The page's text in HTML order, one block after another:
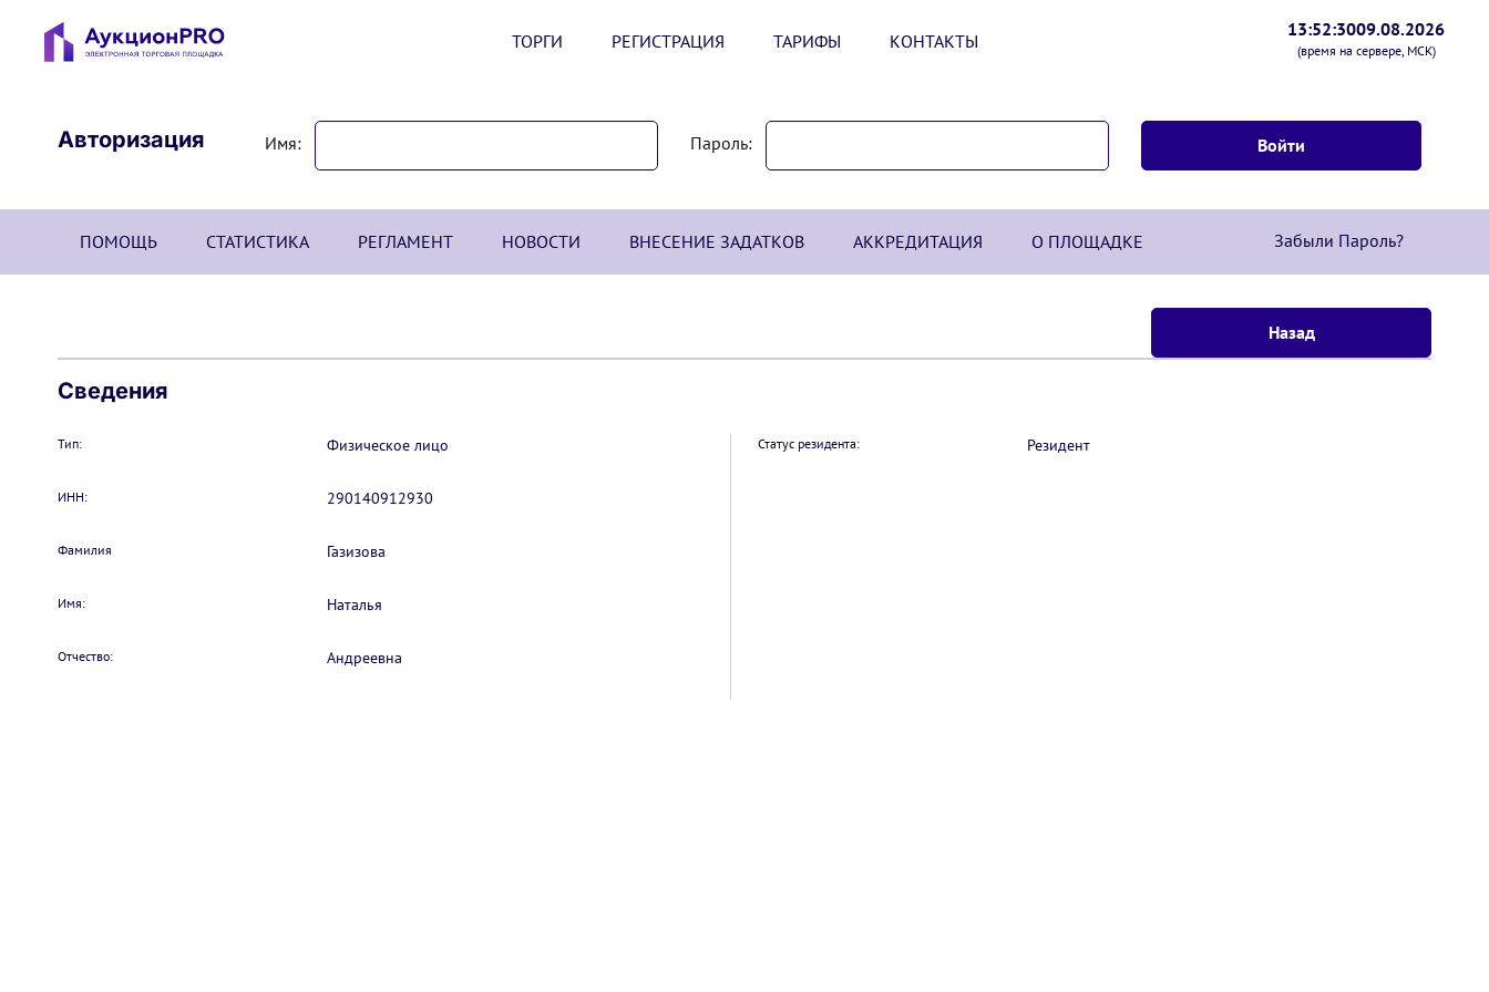
ТОРГИ РЕГИСТРАЦИЯ ТАРИФЫ КОНТАКТЫ
13:52:3009.08.2026
(время на сервере, МСК)
Авторизация Имя: Пароль:
ПОМОЩЬ СТАТИСТИКА РЕГЛАМЕНТ НОВОСТИ ВНЕСЕНИЕ ЗАДАТКОВ АККРЕДИТАЦИЯ О ПЛОЩАДКЕ Забыли Пароль?
Сведения
Тип: Физическое лицо
ИНН: 290140912930
Фамилия Газизова
Имя: Наталья
Отчество: Андреевна
Статус резидента: Резидент